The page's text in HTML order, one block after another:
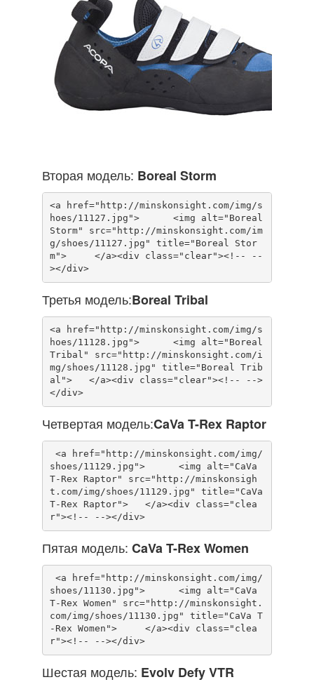
Вторая модель: Boreal Storm
<a href="http://minskonsight.com/img/s
hoes/11127.jpg">      <img alt="Boreal
Storm" src="http://minskonsight.com/im
g/shoes/11127.jpg" title="Boreal Stor
m">     </a><div class="clear"><!-- --
Третья модель:Boreal Tribal
<a href="http://minskonsight.com/img/s
hoes/11128.jpg">      <img alt="Boreal
Tribal" src="http://minskonsight.com/i
mg/shoes/11128.jpg" title="Boreal Trib
al">   </a><div class="clear"><!-- -->
Четвертая модель:CaVa T-Rex Raptor
shoes/11129.jpg">      <img alt="CaVa
T-Rex Raptor" src="http://minskonsigh
t.com/img/shoes/11129.jpg" title="CaVa
T-Rex Raptor">   </a><div class="clea
Пятая модель: CaVa T-Rex Women
shoes/11130.jpg">      <img alt="CaVa
T-Rex Women" src="http://minskonsight.
com/img/shoes/11130.jpg" title="CaVa T
-Rex Women">     </a><div class="clea
Шестая модель: Evolv Defy VTR